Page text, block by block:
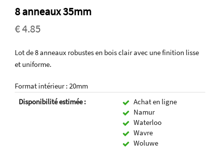
8 anneaux 35mm
€ 4.85
Lot de 8 anneaux robustes en bois clair avec une finition lisse
et uniforme.
Format intérieur : 20mm
Disponibilité estimée :
Achat en ligne
Namur
Waterloo
Wavre
Woluwe